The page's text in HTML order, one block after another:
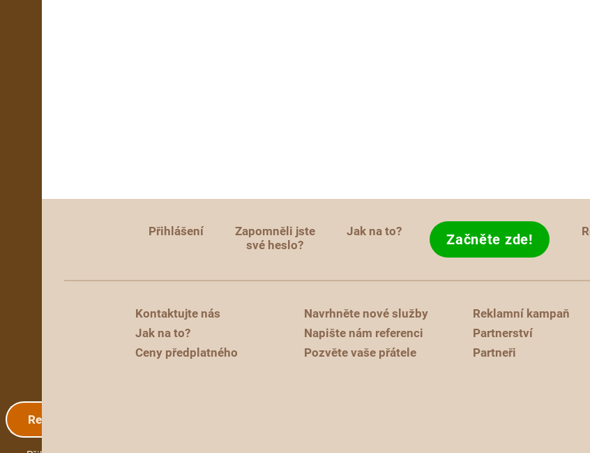
Registrace
Přihlášení
Zapomněli jste
své heslo?
Jak na to? Začněte zde!
Kontaktujte nás
Jak na to?
Ceny předplatného
Navrhněte nové služby
Napište nám referenci
Pozvěte vaše přátele
Reklamní kampaň
Partnerství
Partneři